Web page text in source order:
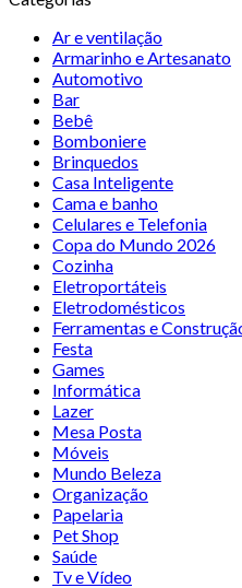
Ar e ventilação
Armarinho e Artesanato
Automotivo
Bar
Bebê
Bomboniere
Brinquedos
Casa Inteligente
Cama e banho
Celulares e Telefonia
Copa do Mundo 2026
Cozinha
Eletroportáteis
Eletrodomésticos
Ferramentas e
Festa
Games
Informática
Lazer
Mesa Posta
Móveis
Mundo Beleza
Organização
Papelaria
Pet Shop
Saúde
Tv e Vídeo